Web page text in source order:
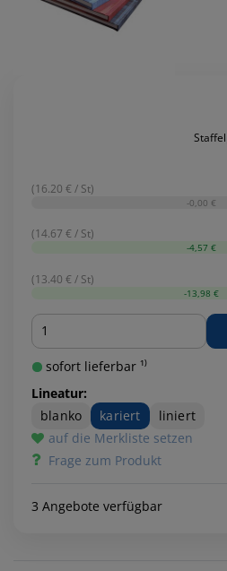
(16.20 € / St)
-0,00 €
(14.67 € / St)
-4,57 €
(13.40 € / St)
-13,98 €
Menge
sofort lieferbar ¹⁾
Lineatur:
blanko
kariert
liniert
auf die Merkliste setzen
Frage zum Produkt
3 Angebote verfügbar